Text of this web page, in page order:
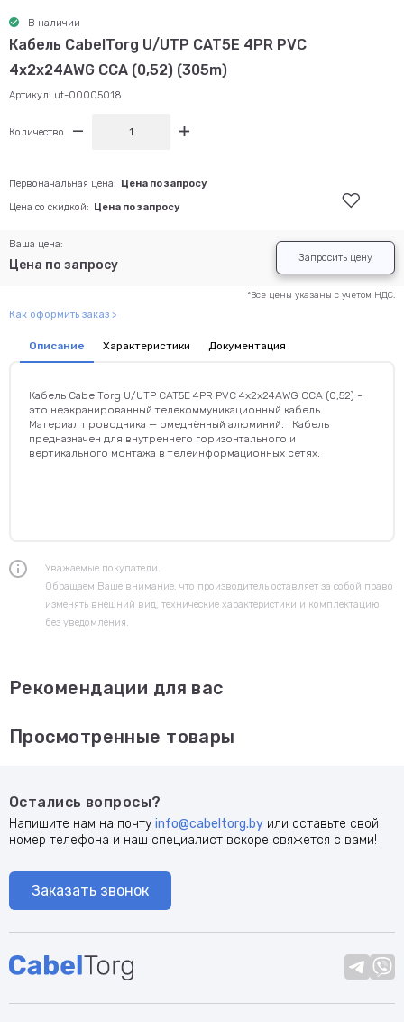
Кабель CabelTorg U/UTP CAT5E 4PR PVC
4x2x24AWG CCA (0,52) (305m)
Артикул: ut-00005018
В наличии
Количество
Ваша цена:
Цена по запросу
Первоначальная цена: Цена по запросу
Цена со скидкой: Цена по запросу
*Все цены указаны с учетом НДС.
Запросить цену
Как оформить заказ >
Описание Характеристики Документация
Кабель CabelTorg U/UTP CAT5E 4PR PVC 4x2x24AWG CCA (0,52) -
это неэкранированный телекоммуникационный кабель.
Материал проводника — омеднённый алюминий. Кабель
предназначен для внутреннего горизонтального и
вертикального монтажа в телеинформационных сетях.
Уважаемые покупатели.
Обращаем Ваше внимание, что производитель оставляет за собой право
изменять внешний вид, технические характеристики и комплектацию
без уведомления.
Рекомендации для вас
Просмотренные товары
Остались вопросы?
Напишите нам на почту info@cabeltorg.by или оставьте свой
номер телефона и наш специалист вскоре свяжется с вами!
Заказать звонок